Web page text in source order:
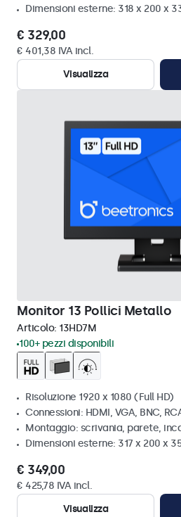
Dimensioni esterne: 318 x 200 x
€ 329,00
€ 401,38 IVA incl.
Visualizza
Monitor 13 Pollici Metallo
Articolo: 13HD7M
100+ pezzi disponibili
Risoluzione 1920 x 1080 (Full HD)
Connessioni: HDMI, VGA, BNC,
Montaggio: scrivania, parete,
Dimensioni esterne: 317 x 200 x
€ 349,00
€ 425,78 IVA incl.
Visualizza